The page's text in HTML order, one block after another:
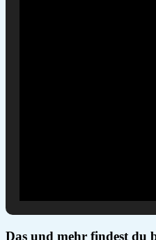
Das und mehr findest du